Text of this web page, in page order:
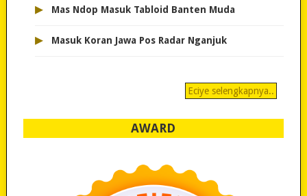
▸ Mas Ndop Masuk Tabloid Banten Muda
▸ Masuk Koran Jawa Pos Radar Nganjuk
Eciye selengkapnya..
AWARD